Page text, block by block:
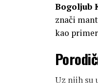
Bogoljub
znači
kao
Uz njih su